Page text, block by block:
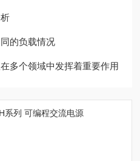
的负载情况
多个领域中发挥着重要作用